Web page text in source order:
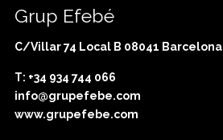
Grup Efebé
C/Villar 74 Local B 08041 Barcelona
T: +34 934 744 066
info@grupefebe.com
www.grupefebe.com